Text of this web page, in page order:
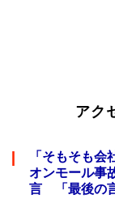
アク
「そもそも
オンモール事
言 「最後の